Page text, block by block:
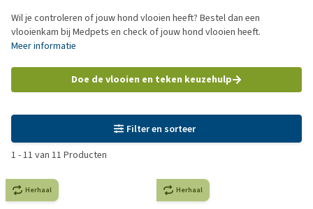
Wil je controleren of jouw hond vlooien heeft? Bestel dan een
vlooienkam bij Medpets en check of jouw hond vlooien heeft.
Meer informatie
Doe de vlooien en teken keuzehulp
Filter en sorteer
1 -11 van 11 Producten
Herhaal Herhaal